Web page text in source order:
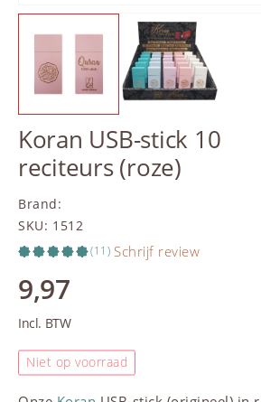
Koran USB-stick 10
reciteurs (roze)
Brand:
SKU: 1512
(11) Schrijf review
9,97
Incl. BTW
Niet op voorraad